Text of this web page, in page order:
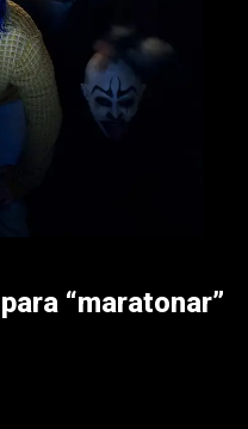
“maratonar”